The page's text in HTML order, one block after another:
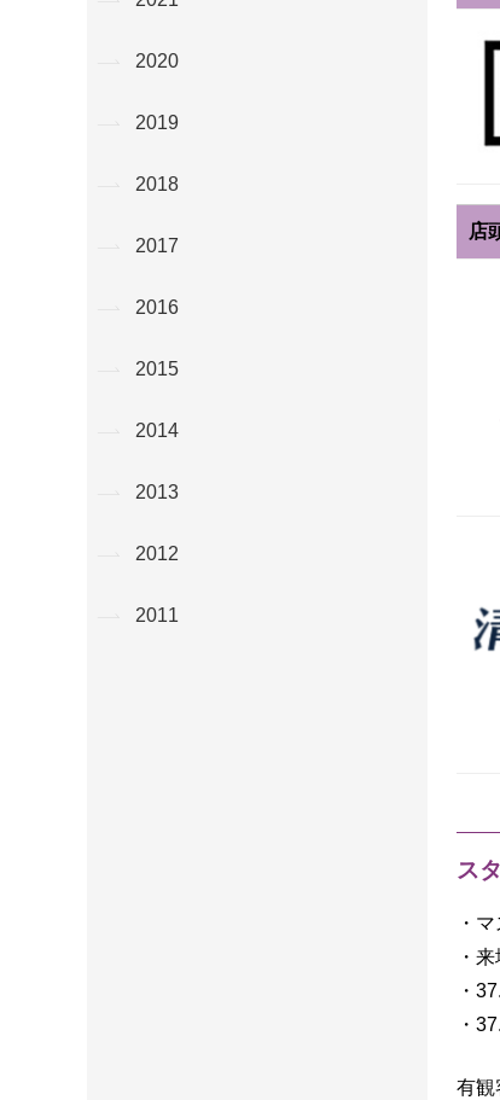
店
ス
・
・
・
・
有観
2020
2019
2018
2017
2016
2015
2014
2013
2012
2011